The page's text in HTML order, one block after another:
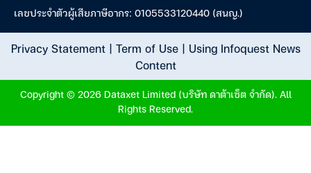
เลขประจำตัวผู้เสียภาษีอากร: 0105533120440 (สนญ.)
Privacy Statement| Term of Use| Using Infoquest News
Content
Copyright © 2026 Dataxet Limited (บริษัท ดาต้าเซ็ต จำกัด). All
Rights Reserved.